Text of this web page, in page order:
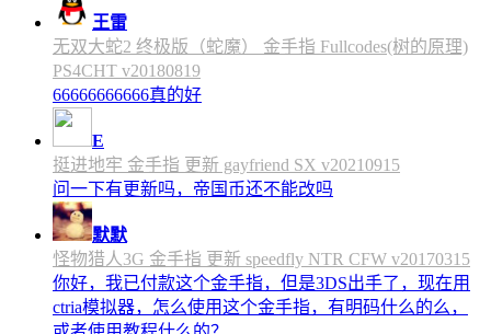
王雷
无双大蛇2 终极版（蛇魔） 金手指 Fullcodes(树的原理)
PS4CHT v20180819
66666666666真的好
E
挺进地牢 金手指 更新 gayfriend SX v20210915
问一下有更新吗，帝国币还不能改吗
默默
怪物猎人3G 金手指 更新 speedfly NTR CFW v20170315
你好，我已付款这个金手指，但是3DS出手了，现在用
ctria模拟器，怎么使用这个金手指，有明码什么的么，